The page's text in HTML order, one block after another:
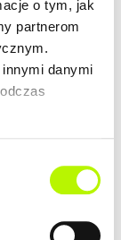
o tym, jak
partnerom
danymi